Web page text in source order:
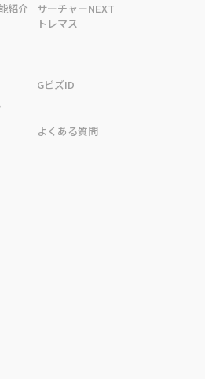
紹介
サーチャーNEXT
トレマス
GビズID
よくある質問